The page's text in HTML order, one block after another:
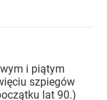
i piątym
szpiegów
lat 90.)